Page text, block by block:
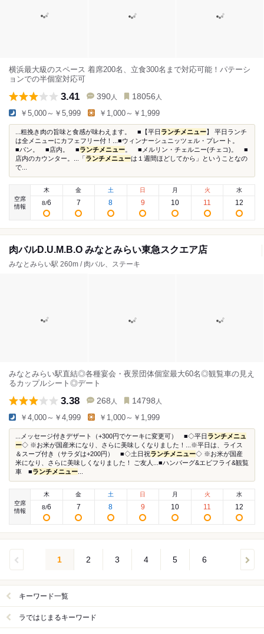
横浜最大級のスペース 着席200名、立食300名まで対応可能！パテーシ
ョンでの半個室対応可
3.41 390 人 18056 人
￥5,000～￥5,999 ￥1,000～￥1,999
...粗挽き肉の旨味と食感が味わえます。 ■【平日 ランチメニュー】 平日ランチ
は全メニューにカフェフリー付！...■ウィンナーシュニッツェル・プレート。
■パン。 ■店内。 ■ランチメニュー 。 ■メルリン・チェルニー(チェコ)。 ■
店内のカウンター。...「 ランチメニューは１週間ほどしてから」ということなの
で...
空席
情報
木
8/6
金
7
土
8
日
9
月
10
火
11
水
12
肉バルD.U.M.B.O みなとみらい東急スクエア店
みなとみらい駅 260m / 肉バル、ステーキ
みなとみらい駅直結◎各種宴会・夜景団体個室最大60名◎観覧車の見え
るカップルシート◎デート
3.38 268 人 14798 人
￥4,000～￥4,999 ￥1,000～￥1,999
...メッセージ付きデザート（+300円でケーキに変更可） ■◇平日 ランチメニュ
ー◇ ※お米が国産米になり、さらに美味しくなりました！...※平日は、ライス
＆スープ付き（サラダは+200円） ■◇土日祝ランチメニュー◇ ※お米が国産
米になり、さらに美味しくなりました！ ご友人...■ハンバーグ&エビフライ&観覧
車 ■ランチメニュー
空席
情報
木
8/6
金
7
土
8
日
9
月
10
火
11
水
12
1 2 3 4 5 6
キーワード一覧
ラではじまるキーワード